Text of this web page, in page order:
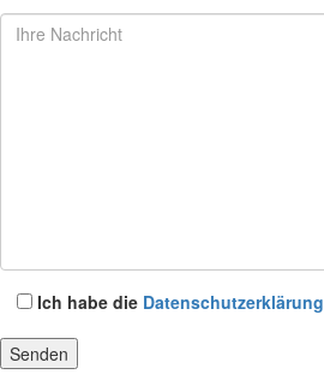
Ich habe die Datenschutzerklärung